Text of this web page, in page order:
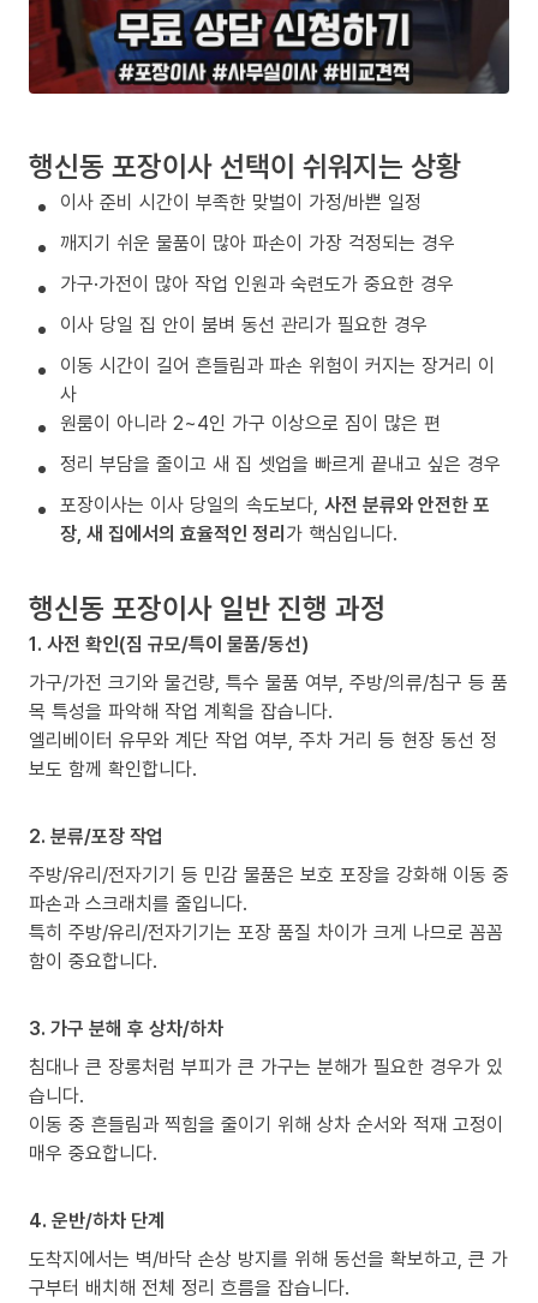
행신동 포장이사 선택이 쉬워지는 상황
이사 준비 시간이 부족한 맞벌이 가정/바쁜 일정
깨지기 쉬운 물품이 많아 파손이 가장 걱정되는 경우
가구·가전이 많아 작업 인원과 숙련도가 중요한 경우
이사 당일 집 안이 붐벼 동선 관리가 필요한 경우
이동 시간이 길어 흔들림과 파손 위험이 커지는 장거리 이
사
원룸이 아니라 2~4인 가구 이상으로 짐이 많은 편
정리 부담을 줄이고 새 집 셋업을 빠르게 끝내고 싶은 경우
포장이사는 이사 당일의 속도보다, 사전 분류와 안전한 포
장, 새 집에서의 효율적인 정리가 핵심입니다.
행신동 포장이사 일반 진행 과정
1. 사전 확인(짐 규모/특이 물품/동선)
가구/가전 크기와 물건량, 특수 물품 여부, 주방/의류/침구 등 품
목 특성을 파악해 작업 계획을 잡습니다.
엘리베이터 유무와 계단 작업 여부, 주차 거리 등 현장 동선 정
보도 함께 확인합니다.
2. 분류/포장 작업
주방/유리/전자기기 등 민감 물품은 보호 포장을 강화해 이동 중
파손과 스크래치를 줄입니다.
특히 주방/유리/전자기기는 포장 품질 차이가 크게 나므로 꼼꼼
함이 중요합니다.
3. 가구 분해 후 상차/하차
침대나 큰 장롱처럼 부피가 큰 가구는 분해가 필요한 경우가 있
습니다.
이동 중 흔들림과 찍힘을 줄이기 위해 상차 순서와 적재 고정이
매우 중요합니다.
4. 운반/하차 단계
도착지에서는 벽/바닥 손상 방지를 위해 동선을 확보하고, 큰 가
구부터 배치해 전체 정리 흐름을 잡습니다.